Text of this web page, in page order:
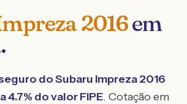
2016em
.
doSubaru Impreza2016
4.7% do valor FIPE. Cotação em